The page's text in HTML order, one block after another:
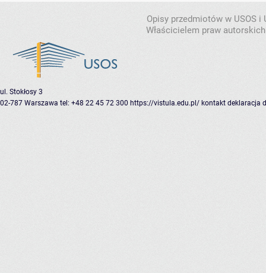
Opisy przedmiotów w USOS
Właścicielem praw
ul. Stokłosy 3
02-787 Warszawa tel: +48 22 45 72 300 https://vistula.edu.pl/ kontakt deklaracja